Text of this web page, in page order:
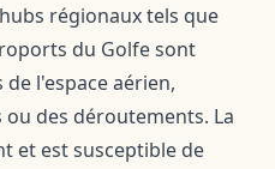
régionaux tels que
du Golfe sont
l'espace aérien,
des déroutements. La
et est susceptible de